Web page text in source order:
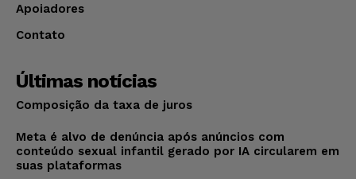
Apoiadores
Contato
Últimas notícias
Composição da taxa de juros
Meta é alvo de denúncia após anúncios com
conteúdo sexual infantil gerado por IA circularem em
suas plataformas